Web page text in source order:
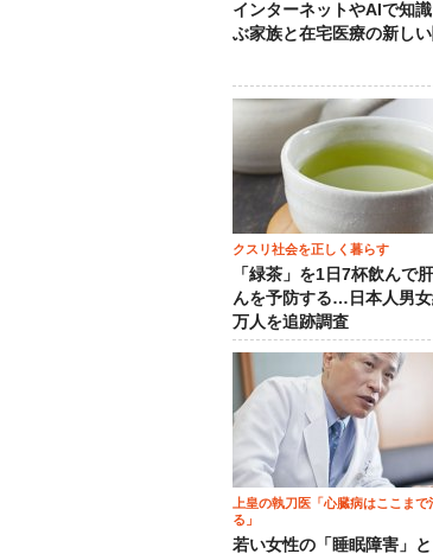
インターネットやAIで知
ぶ家族と在宅医療の新し
クスリ社会を正しく暮らす
「緑茶」を1日7杯飲んで
んを予防する…日本人男
万人を追跡調査
上皇の執刀医「心臓病はここまで
る」
若い女性の「睡眠障害」